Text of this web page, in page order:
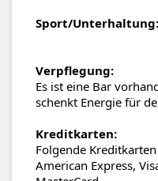
Sport/Unterhaltung:
Verpflegung:
Es ist eine Bar
schenkt Energie für
Kreditkarten:
Folgende
American Express,